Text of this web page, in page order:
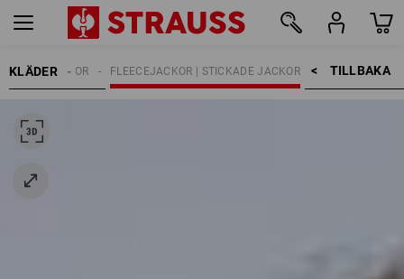
KLÄDER TILLBAKA    >
FLEECEJACKOR | STICKADE JACKOR
ARBETSJACKOR